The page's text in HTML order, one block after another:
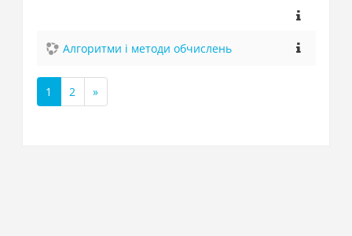
Алгоритми і методи обчислень
1
(поточний)
2
»
Далі